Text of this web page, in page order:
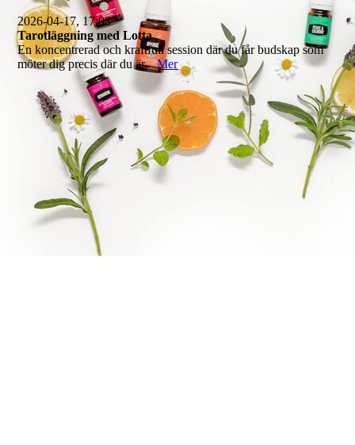
2026-04-17, 17:03
Tarotläggning med Lotta
En koncentrerad och kraftfull session där du får budskap som
möter dig precis där du är.Mer